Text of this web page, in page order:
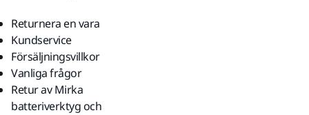
Returnera en vara
Kundservice
Försäljningsvillkor
Vanliga frågor
Retur av Mirka
batteriverktyg och